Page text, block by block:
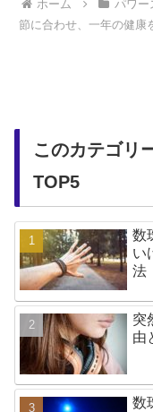
ホーム パワー
節に合わせ、一年の健康
このカテゴリ
TOP5
数
い
法
突
由
数